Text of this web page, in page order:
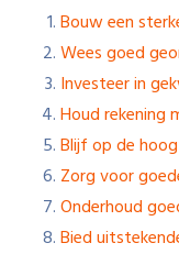
Bouw een
Wees goed
Investeer in
Houd rekening
Blijf op de
Zorg voor
Onderhoud
Bied